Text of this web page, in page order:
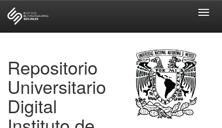
Repositorio
Universitario
Digital